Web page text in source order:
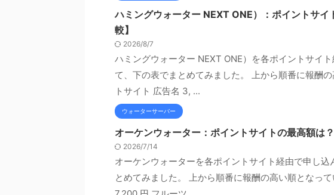
ハミングウォーター NEXT ONE）：ポイントサ
較】
2026/8/7
ハミングウォーター NEXT ONE）を各ポイントサイ
て、下の表でまとめてみました。 上から順番に報酬
トサイト 広告名 3, ...
ウォーターサーバー
オーケンウォーター：ポイントサイトの最高額は
2026/7/14
オーケンウォーターを各ポイントサイト経由で申し
とめてみました。 上から順番に報酬の高い順となっ